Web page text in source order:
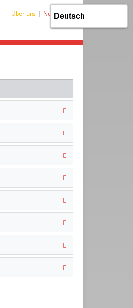
Über uns News